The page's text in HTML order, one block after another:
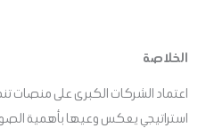
الخلاصة
اعتماد الشركات الكبرى على منصات
استراتيجي يعكس وعيها بأهمية الصورة